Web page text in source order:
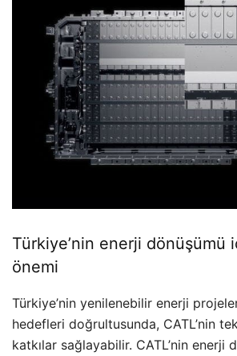
Türkiye’nin enerji dönüşümü
önemi
Türkiye’nin yenilenebilir enerji
hedefleri doğrultusunda, CATL’nin
katkılar sağlayabilir. CATL’nin enerji